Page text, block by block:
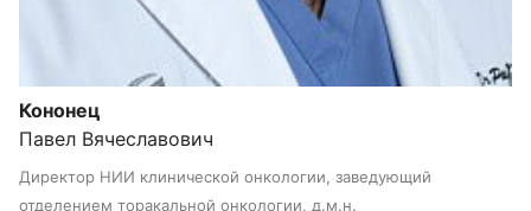
Кононец
Павел Вячеславович
Директор НИИ клинической онкологии, заведующий
отделением торакальной онкологии, д.м.н.